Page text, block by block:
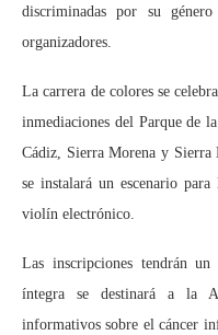
discriminadas por su
organizadores.
La carrera de colores se
inmediaciones del Parque de
Cádiz, Sierra Morena y Sierra
se instalará un escenario
violín electrónico.
Las inscripciones tendrán
íntegra se destinará a la
informativos sobre el cáncer